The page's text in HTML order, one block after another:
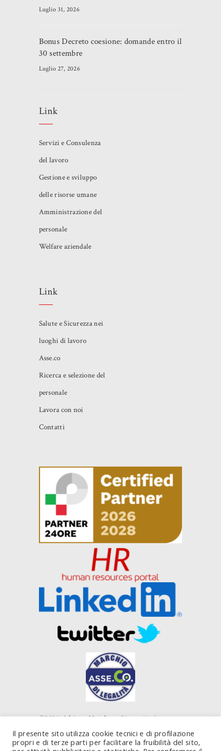
Luglio 31, 2026
Bonus Decreto coesione: domande entro il
30 settembre
Luglio 27, 2026
Link
Servizi e Consulenza
del lavoro
Gestione e sviluppo
delle risorse umane
Amministrazione del
personale
Welfare aziendale
Link
Salute e Sicurezza nei
luoghi di lavoro
Asse.co
Ricerca e selezione del
personale
Lavora con noi
Contatti
©2021Adriano Majolino- Piazza Verbano,
20124 Milano (MI) - P. IVA 10843450585
Il presente sito utilizza cookie tecnici e di profilazione
propri e di terze parti per facilitare la fruibilità del sito,